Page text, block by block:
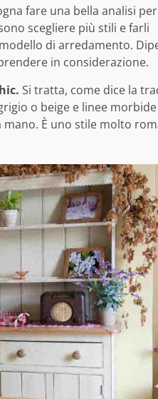
fare una bella analisi per
scegliere più stili e farli
di arredamento.
in considerazione.
Si tratta, come dice la
o beige e linee
È uno stile molto